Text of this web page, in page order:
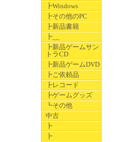
┣Windows
┣その他のPC
┣新品書籍
┣__
┣新品ゲームサン
トラCD
┣新品ゲームDVD
┣ご依頼品
┣レコード
┣ゲームグッズ
┗その他
中古
┣
┣